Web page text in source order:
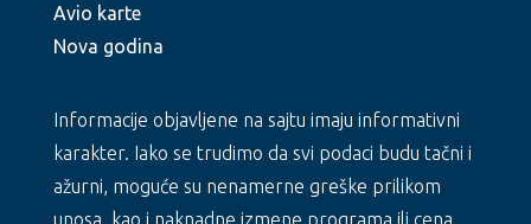
Avio karte
Nova godina
Informacije objavljene na sajtu imaju informativni
karakter. Iako se trudimo da svi podaci budu tačni i
ažurni, moguće su nenamerne greške prilikom
unosa, kao i naknadne izmene programa ili cena.